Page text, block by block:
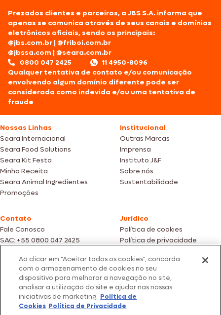
Prezados clientes e parceiros, a JBS S.A. informa que
apenas se comunica através de seus canais e domínios
eletrônicos oficiais, sendo os principais:
@jbs.com.br |@friboi.com.br
@jbssa.com |@seara.com.br
0800 047 2425
11 4950-8096
Qualquer tentativa de contato e/ou comunicação
envolvendo algum domínio diferente pode ser
considerada como indevida e/ou uma tentativa de
fraude
Nossas Linhas
Seara Internacional
Seara Food Solutions
Seara Kit Festa
Minha Receita
Seara Animal Ingredientes
Promoções
Institucional
Outras Marcas
Imprensa
Instituto J&F
Sobre nós
Sustentabilidade
Contato
Fale Conosco
SAC: +55 0800 047 2425
Jurídico
Política de cookies
Política de privacidade
Fotos meramente ilustrativas | Ofertas válidas enquanto durarem os
estoques dos nossos parceiros | Vendas sujeitas a análise e confirmação
de dados.
Os preços, promoções e condições de pagamento são válidos
exclusivamente para compras efetuadas em nossos parceiros.
Todos os produtos estão sujeitos a disponibilidade de estoque.
Ao clicar em "Aceitar todos os cookies", concorda
com o armazenamento de cookies no seu
dispositivo para melhorar a navegação no site,
analisar a utilização do site e ajudar nas nossas
iniciativas de marketing. Política de
Cookies Política de Privacidade